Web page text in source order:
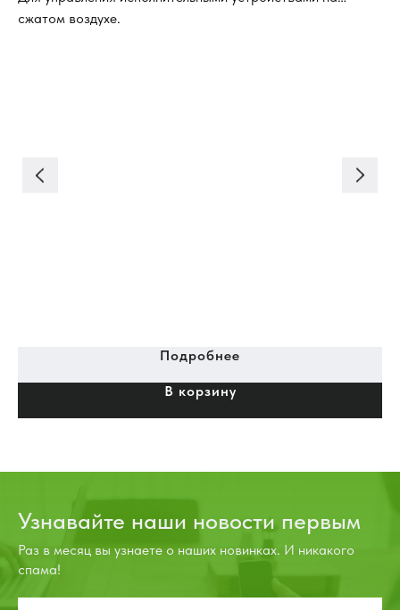
сжатом воздухе.
Подробнее
В корзину
Узнавайте наши новости первым
Раз в месяц вы узнаете о наших новинках. И никакого
спама!